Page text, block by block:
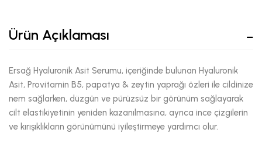
Ürün Açıklaması
Ersağ Hyaluronik Asit Serumu, içeriğinde bulunan Hyaluronik
Asit, Provitamin B5, papatya & zeytin yaprağı özleri ile cildinize
nem sağlarken, düzgün ve pürüzsüz bir görünüm sağlayarak
cilt elastikiyetinin yeniden kazanılmasına, ayrıca ince çizgilerin
ve kırışıklıkların görünümünü iyileştirmeye yardımcı olur.